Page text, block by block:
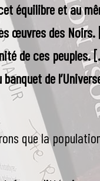
équilibre et au
œuvres des
de ces peuples.
de
que la